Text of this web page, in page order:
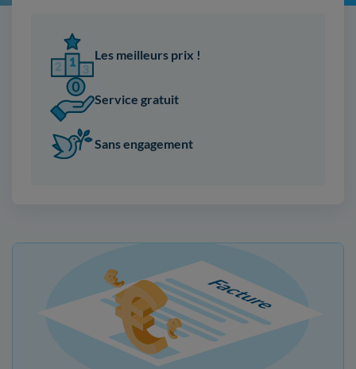
Les meilleurs prix !
Service gratuit
Sans engagement